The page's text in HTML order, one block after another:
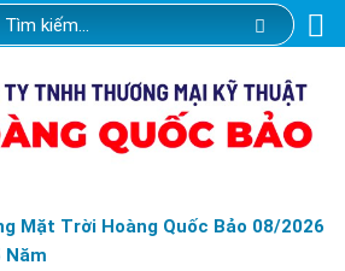
Mặt Trời Hoàng Quốc Bảo 08/2026
Năm